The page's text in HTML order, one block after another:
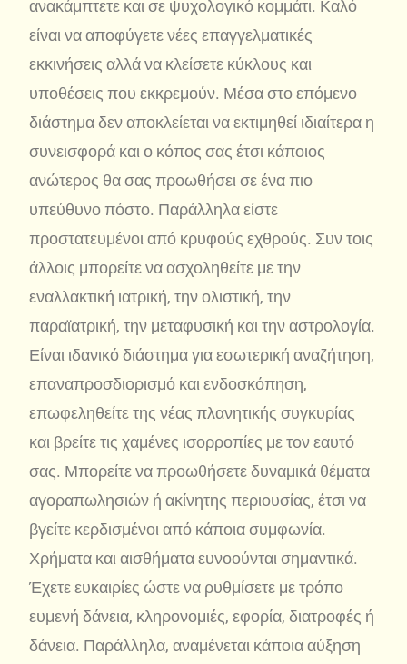
ανακάμπτετε και σε ψυχολογικό κομμάτι. Καλό
είναι να αποφύγετε νέες επαγγελματικές
εκκινήσεις αλλά να κλείσετε κύκλους και
υποθέσεις που εκκρεμούν. Μέσα στο επόμενο
διάστημα δεν αποκλείεται να εκτιμηθεί ιδιαίτερα η
συνεισφορά και ο κόπος σας έτσι κάποιος
ανώτερος θα σας προωθήσει σε ένα πιο
υπεύθυνο πόστο. Παράλληλα είστε
προστατευμένοι από κρυφούς εχθρούς. Συν τοις
άλλοις μπορείτε να ασχοληθείτε με την
εναλλακτική ιατρική, την ολιστική, την
παραϊατρική, την μεταφυσική και την αστρολογία.
Είναι ιδανικό διάστημα για εσωτερική αναζήτηση,
επαναπροσδιορισμό και ενδοσκόπηση,
επωφεληθείτε της νέας πλανητικής συγκυρίας
και βρείτε τις χαμένες ισορροπίες με τον εαυτό
σας. Μπορείτε να προωθήσετε δυναμικά θέματα
αγοραπωλησιών ή ακίνητης περιουσίας, έτσι να
βγείτε κερδισμένοι από κάποια συμφωνία.
Χρήματα και αισθήματα ευνοούνται σημαντικά.
Έχετε ευκαιρίες ώστε να ρυθμίσετε με τρόπο
ευμενή δάνεια, κληρονομιές, εφορία, διατροφές ή
δάνεια. Παράλληλα, αναμένεται κάποια αύξηση